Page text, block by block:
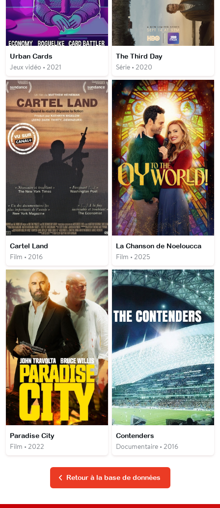
Urban Cards
Jeux vidéo • 2021
The Third Day
Série • 2020
Cartel Land
Film • 2016
La Chanson de Noeloucca
Film • 2025
Paradise City
Film • 2022
Contenders
Documentaire • 2016
Retour à la base de données